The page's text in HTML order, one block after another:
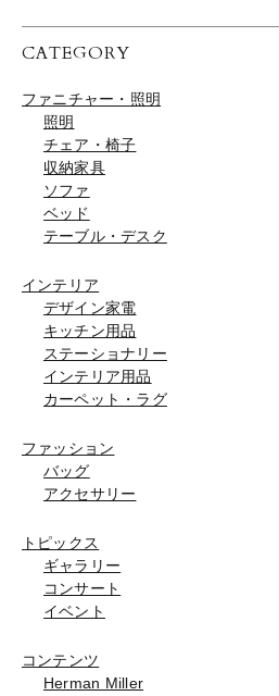
CATEGORY
ファニチャー・照明
照明
チェア・椅子
収納家具
ソファ
ベッド
テーブル・デスク
インテリア
デザイン家電
キッチン用品
ステーショナリー
インテリア用品
カーペット・ラグ
ファッション
バッグ
アクセサリー
トピックス
ギャラリー
コンサート
イベント
コンテンツ
Herman Miller